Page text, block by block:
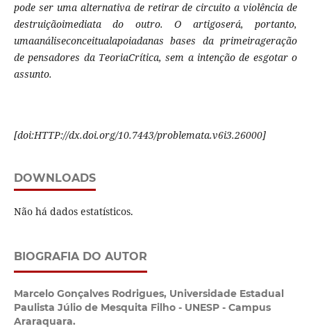
pode ser uma alternativa de retirar de circuito a violência de
destruiçãoimediata do outro.O artigoserá, portanto,
umaanáliseconceitualapoiadanas bases da primeirageração
de pensadores da TeoriaCrítica, sem a intenção de esgotar o
assunto.
[doi:HTTP://dx.doi.org/10.7443/problemata.v6i3.26000]
DOWNLOADS
Não há dados estatísticos.
BIOGRAFIA DO AUTOR
Marcelo Gonçalves Rodrigues, Universidade Estadual
Paulista Júlio de Mesquita Filho - UNESP - Campus
Araraquara.